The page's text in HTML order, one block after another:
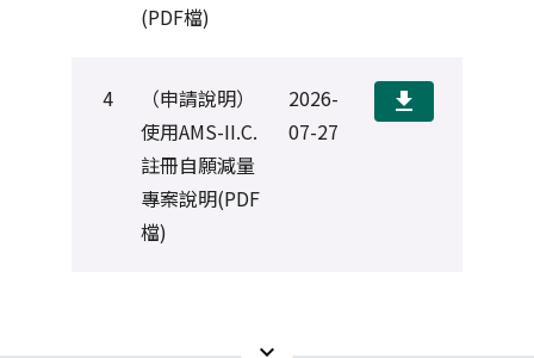
(PDF檔)
4
（申請說明）
使用AMS-II.C.
註冊自願減量
專案說明(PDF
檔)
2026-
07-27
download